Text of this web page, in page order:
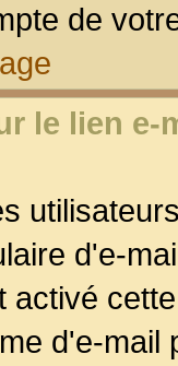
de
le lien
d'e-
activé
d'e-